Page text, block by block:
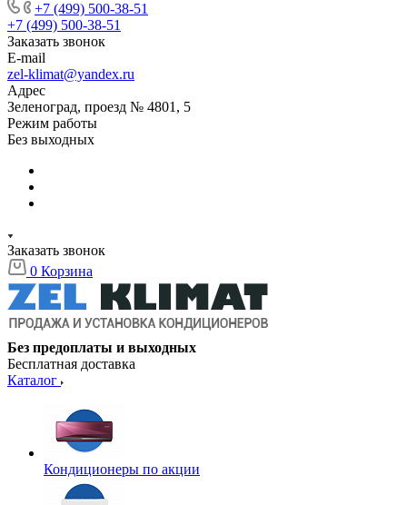
+7 (499) 500-38-51
+7 (499) 500-38-51
Заказать звонок
E-mail
zel-klimat@yandex.ru
Адрес
Зеленоград, проезд № 4801, 5
Режим работы
Без выходных
Заказать звонок
0 Корзина
Без предоплаты и выходных
Бесплатная доставка
Каталог
Кондиционеры по акции